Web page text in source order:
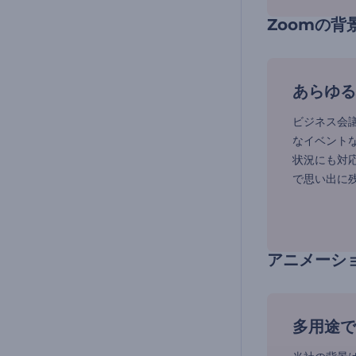
Zoomの背
あらゆ
ビジネス会
なイベント
状況にも対
で思い出に
アニメーシ
多用途